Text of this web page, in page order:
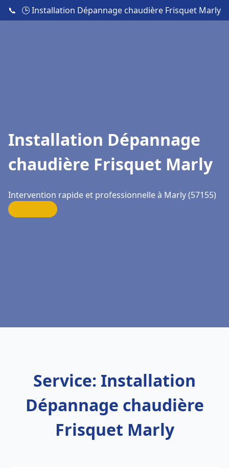
📞 🕒 Installation Dépannage chaudière Frisquet Marly
Installation Dépannage
chaudière Frisquet Marly
Intervention rapide et professionnelle à Marly (57155)
Service: Installation
Dépannage chaudière
Frisquet Marly